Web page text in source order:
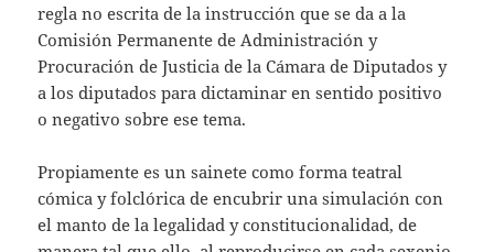
regla no escrita de la instrucción que se da a la
Comisión Permanente de Administración y
Procuración de Justicia de la Cámara de Diputados y
a los diputados para dictaminar en sentido positivo
o negativo sobre ese tema.
Propiamente es un sainete como forma teatral
cómica y folclórica de encubrir una simulación con
el manto de la legalidad y constitucionalidad, de